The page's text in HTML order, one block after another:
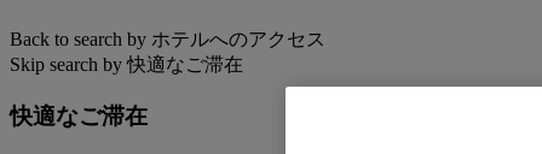
Back to search by ホテルへのアクセス
Skip search by 快適なご滞在
快適なご滞在